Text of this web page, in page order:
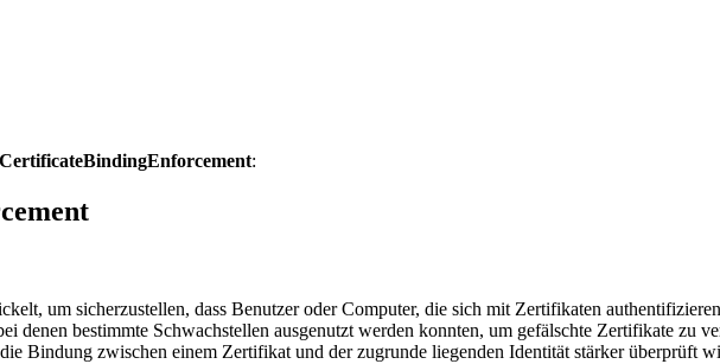
:
um sicherzustellen, dass Benutzer oder Computer, die sich mit Zertifikaten
denen bestimmte Schwachstellen ausgenutzt werden konnten, um gefälschte Zertifikate zu
Bindung zwischen einem Zertifikat und der zugrunde liegenden Identität stärker überprüft